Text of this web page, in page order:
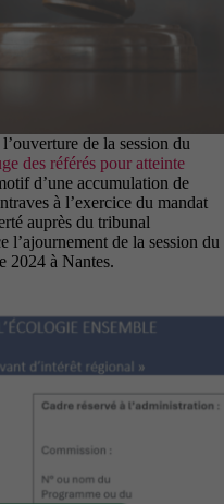
de la session du
des référés pour atteinte
d’une accumulation de
à l’exercice du mandat
auprès du tribunal
l’ajournement de la session du
2024 à Nantes.
particulier
sauvegarder
Contenus
externes
Ces cookies
sont
nécessaires si
les contenus
externes à
notre site
s'affichent